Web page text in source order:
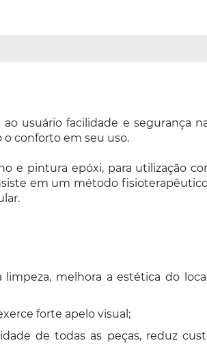
usuário facilidade e segurança
conforto em seu uso.
e pintura epóxi, para utilização
em um método
melhora a estética do
forte apelo visual;
de todas as peças, reduz